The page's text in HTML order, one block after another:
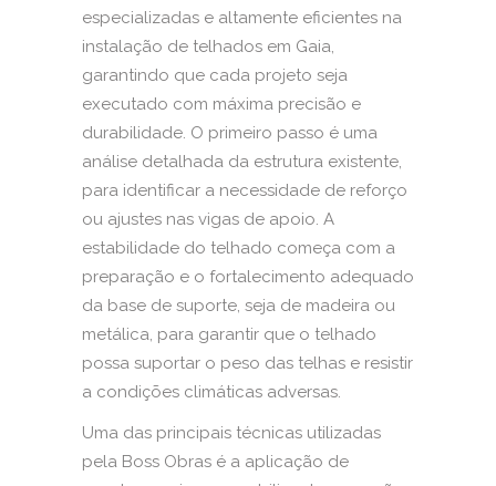
especializadas e altamente eficientes na
instalação de telhados em Gaia,
garantindo que cada projeto seja
executado com máxima precisão e
durabilidade. O primeiro passo é uma
análise detalhada da estrutura existente,
para identificar a necessidade de reforço
ou ajustes nas vigas de apoio. A
estabilidade do telhado começa com a
preparação e o fortalecimento adequado
da base de suporte, seja de madeira ou
metálica, para garantir que o telhado
possa suportar o peso das telhas e resistir
a condições climáticas adversas.
Uma das principais técnicas utilizadas
pela Boss Obras é a aplicação de